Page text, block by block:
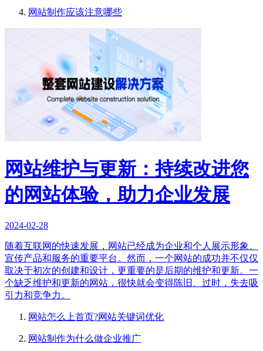
网站制作应该注意哪些
网站维护与更新：持续改进您
的网站体验，助力企业发展
2024-02-28
随着互联网的快速发展，网站已经成为企业和个人展示形象、
宣传产品和服务的重要平台。然而，一个网站的成功并不仅仅
取决于初次的创建和设计，更重要的是后期的维护和更新。一
个缺乏维护和更新的网站，很快就会变得陈旧、过时，失去吸
引力和竞争力。
网站怎么上首页?网站关键词优化
网站制作为什么做企业推广